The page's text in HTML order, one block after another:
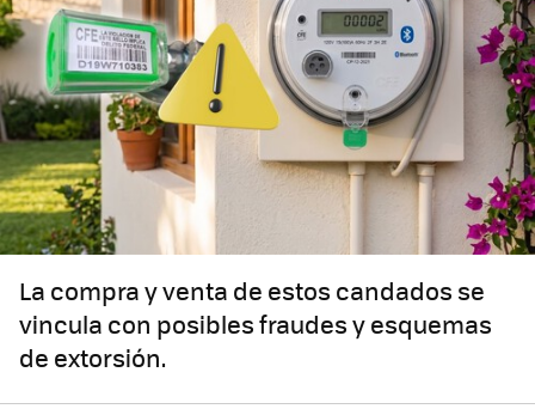
La compra y venta de estos candados se
vincula con posibles fraudes y esquemas
de extorsión.